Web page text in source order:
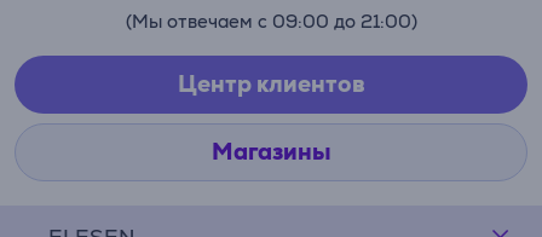
(Мы отвечаем с 09:00 до 21:00)
Центр клиентов
Магазины